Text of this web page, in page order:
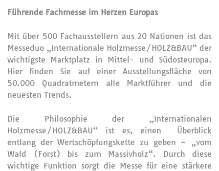
Führende Fachmesse im Herzen Europas
Mit über 500 Fachausstellern aus 20 Nationen ist das
Messeduo „Internationale Holzmesse/HOLZ&BAU“ der
wichtigste Marktplatz in Mittel- und Südosteuropa.
Hier finden Sie auf einer Ausstellungsfläche von
50.000 Quadratmetern alle Marktführer und die
neuesten Trends.
Die Philosophie der „Internationalen
Holzmesse/HOLZ&BAU“ ist es, einen Überblick
entlang der Wertschöpfungskette zu geben – „vom
Wald (Forst) bis zum Massivholz“. Durch diese
wichtige Funktion sorgt die Messe für eine stärkere